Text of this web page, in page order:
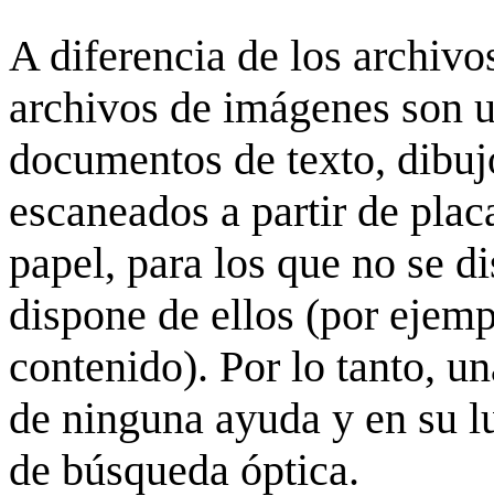
A diferencia de los
archivos de imágenes son
documentos de texto,
escaneados a partir de
papel, para los que no se
dispone de ellos (por
contenido). Por lo tanto,
de ninguna ayuda y en su
de búsqueda óptica.